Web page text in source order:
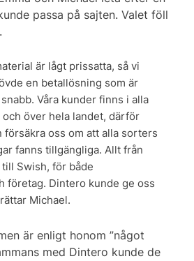
passa på sajten. Valet föll
är lågt prissatta, så vi
en betallösning som är
Våra kunder finns i alla
och över hela landet, därför
försäkra oss om att alla sorters
fanns tillgängliga. Allt från
Swish, för både
företag. Dintero kunde ge oss
Michael.
är enligt honom ”något
med Dintero kunde de